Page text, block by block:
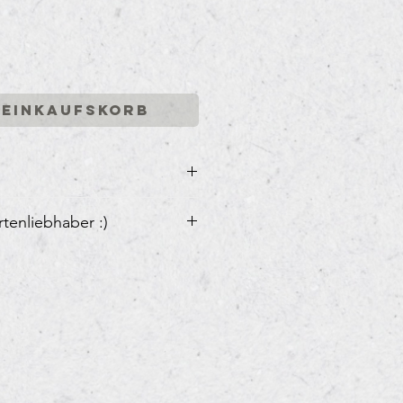
Einkaufskorb
:)
"5+1Karte" bekommst Du bei
aus unserem Kartensortiment
einfach im Bestellvorgang auf
entsprechenden Feld eingeben.